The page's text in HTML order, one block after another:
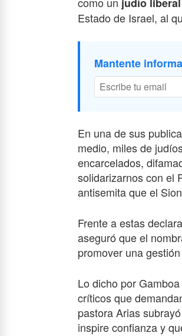
judío
Estado de Israel, al
Mantente
En una de sus
medio, miles de
encarcelados,
solidarizarnos con el
antisemita que el
Frente a estas
aseguró que el
promover una
Lo dicho por
críticos que
pastora Arias
inspire confianza y